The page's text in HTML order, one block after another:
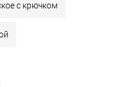
с крючком